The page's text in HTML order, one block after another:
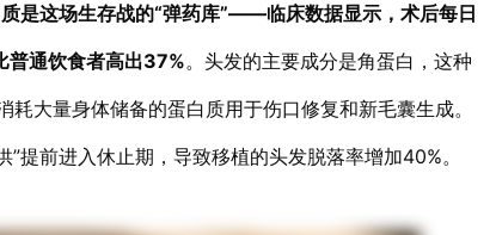
是这场生存战的“弹药库”——临床数据显示，术后每日
通饮食者高出37%。头发的主要成分是角蛋白，这种
大量身体储备的蛋白质用于伤口修复和新毛囊生成。
提前进入休止期，导致移植的头发脱落率增加40%。